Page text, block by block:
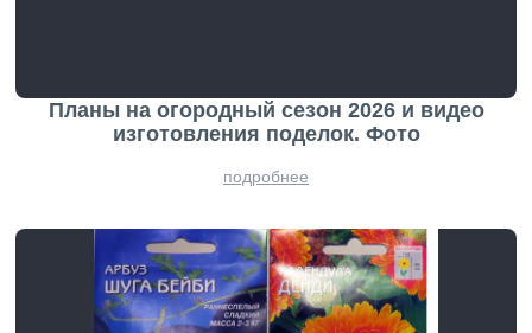
Планы на огородный сезон 2026 и видео
изготовления поделок. Фото
подробнее